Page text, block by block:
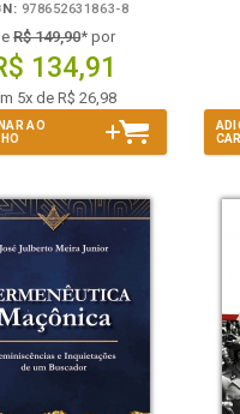
978652631863-8
R$ 149,90* por
134,91
5x de R$ 26,98
AO